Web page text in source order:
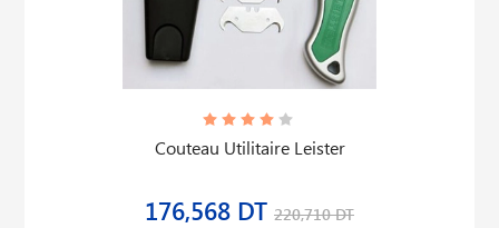
Couteau Utilitaire Leister
176,568 DT 220,710 DT